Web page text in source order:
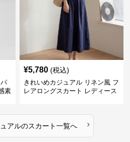
素
¥5,780 (税込)
きれいめカジュアル リネン風 フ
レアロングスカート レディース
アルのスカート一覧へ ›